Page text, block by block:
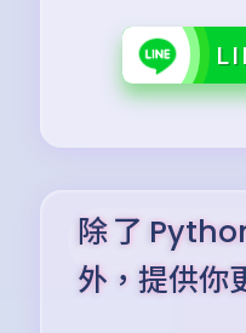
除了
外，提供你